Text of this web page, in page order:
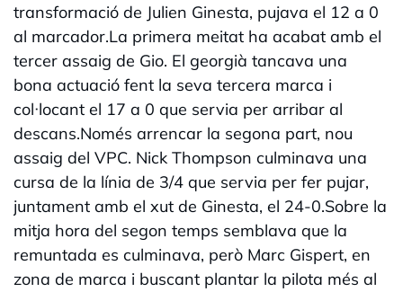
transformació de Julien Ginesta, pujava el 12 a 0
al marcador.La primera meitat ha acabat amb el
tercer assaig de Gio. El georgià tancava una
bona actuació fent la seva tercera marca i
col·locant el 17 a 0 que servia per arribar al
descans.Només arrencar la segona part, nou
assaig del VPC. Nick Thompson culminava una
cursa de la línia de 3/4 que servia per fer pujar,
juntament amb el xut de Ginesta, el 24-0.Sobre la
mitja hora del segon temps semblava que la
remuntada es culminava, però Marc Gispert, en
zona de marca i buscant plantar la pilota més al